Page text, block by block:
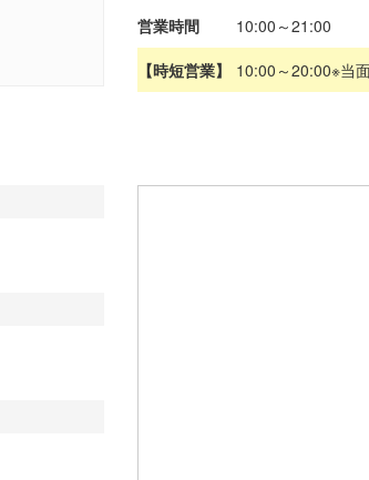
営業時間
10:00～21:00
【時短営業】
10:00～20:00※当